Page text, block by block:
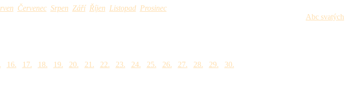
Červenec Srpen Září Říjen Listopad Prosinec
Abc svatých
16. 17. 18. 19. 20. 21. 22. 23. 24. 25. 26. 27. 28. 29. 30.